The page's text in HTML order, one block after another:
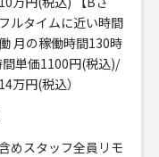
ルタイムに近い時間
月の稼働時間130時
単価1100円(税込)/
万円(税込）
めスタッフ全員リモ